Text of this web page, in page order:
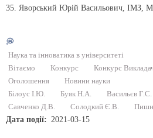
35. Яворський Юрій Васильович, ІМЗ,
💭
Наука та інноватика в університеті
Вітаємо
Конкурс
Конкурс
Оголошення
Новини науки
Білоус І.Ю.
Буяк Н.А. Васильєв Г.С.
Савченко Д.В.
Солодкий Є.В.
Дата події 2021-03-15